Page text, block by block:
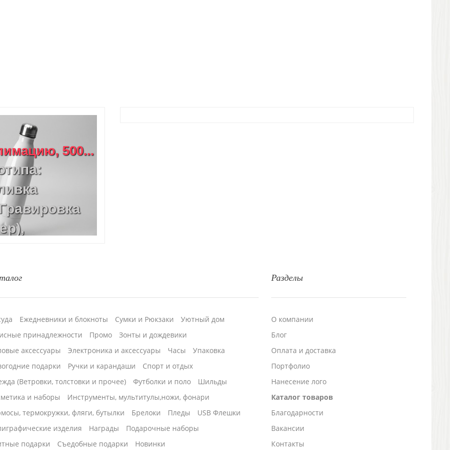
500...
Разделы
О компании
Блог
Оплата и доставка
Портфолио
Нанесение лого
Каталог товаров
Благодарности
Вакансии
Контакты
Ежедневники и блокноты Сумки и Рюкзаки
Уютный дом
принадлежности
Промо
Зонты и дождевики
аксессуары
Электроника и аксессуары Часы
Упаковка
подарки
Ручки и карандаши
Спорт и отдых
(Ветровки, толстовки и прочее)
Футболки и поло
Шильды
и наборы
Инструменты, мультитулы,ножи, фонари
термокружки, фляги, бутылки
Брелоки Пледы
USB Флешки
изделия
Награды
Подарочные наборы
подарки
Cъедобные подарки Новинки